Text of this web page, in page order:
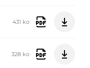
431 ko
328 ko